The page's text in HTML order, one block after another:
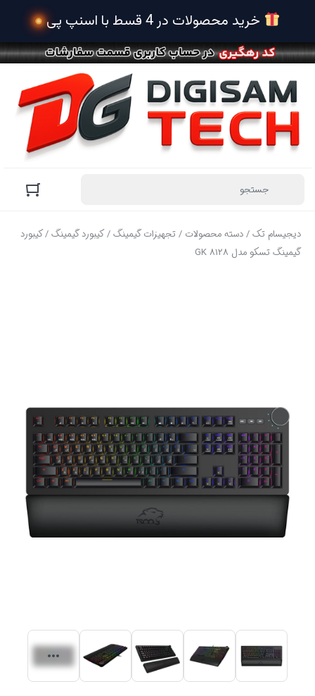
دیجیسام تک/دسته محصولات /تجهیزات گیمینگ/کیبورد گیمینگ/ کیبورد
گیمینگ تسکو مدل GK 8128